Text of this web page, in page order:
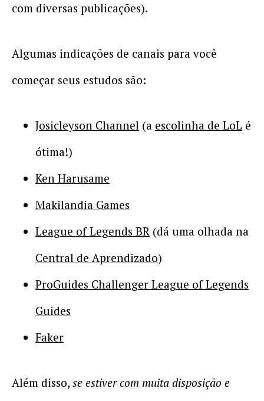
com diversas publicações).
Algumas indicações de canais para você
começar seus estudos são:
Josicleyson Channel (a escolinha de LoL é
ótima!)
Ken Harusame
Makilandia Games
League of Legends BR (dá uma olhada na
Central de Aprendizado)
ProGuides Challenger League of Legends
Guides
Faker
Além disso, se estiver com muita disposição e